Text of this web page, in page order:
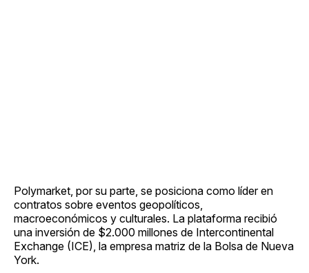
Polymarket, por su parte, se posiciona como líder en
contratos sobre eventos geopolíticos,
macroeconómicos y culturales. La plataforma recibió
una inversión de $2.000 millones de Intercontinental
Exchange (ICE), la empresa matriz de la Bolsa de Nueva
York.